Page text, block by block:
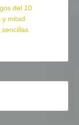
del 10
y mitad
sencillas